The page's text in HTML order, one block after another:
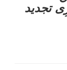
تجدید